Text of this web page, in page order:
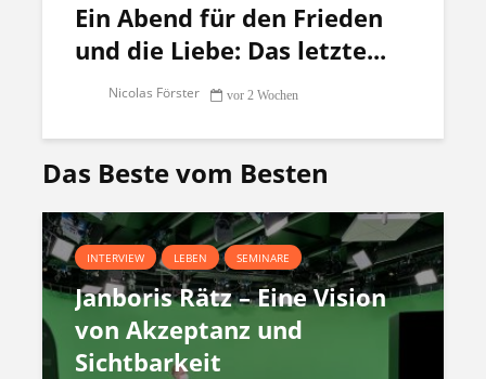
Ein Abend für den Frieden
und die Liebe: Das letzte...
Nicolas Förster vor 2 Wochen
Das Beste vom Besten
INTERVIEW LEBEN SEMINARE
Janboris Rätz – Eine Vision
von Akzeptanz und
Sichtbarkeit